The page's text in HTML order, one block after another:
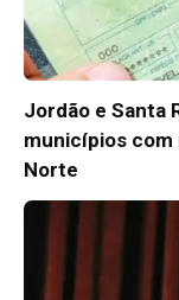
Jordão e Santa
municípios com
Norte